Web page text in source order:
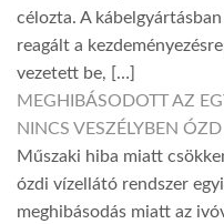
célozta. A
reagált a
vezetett be, […]
MEGHIBÁSODOTT AZ
NINCS VESZÉLYBEN
Műszaki hiba miatt
ózdi vízellátó rendszer
meghibásodás miatt az